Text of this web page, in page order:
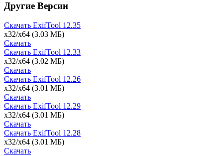
Другие Версии
Скачать ExifTool 12.35
x32/x64 (3.03 МБ)
Скачать
Скачать ExifTool 12.33
x32/x64 (3.02 МБ)
Скачать
Скачать ExifTool 12.26
x32/x64 (3.01 МБ)
Скачать
Скачать ExifTool 12.29
x32/x64 (3.01 МБ)
Скачать
Скачать ExifTool 12.28
x32/x64 (3.01 МБ)
Скачать